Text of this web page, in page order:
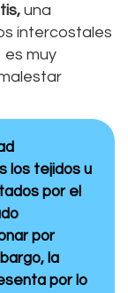
una
intercostales
es muy
los tejidos u
por el
por
la
por lo